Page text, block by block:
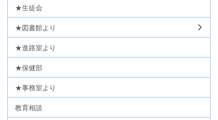
★生徒会
★図書館より
★進路室より
★保健部
★事務室より
教育相談